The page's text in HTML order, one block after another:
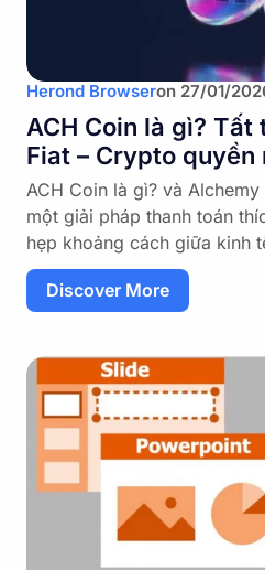
Herond Browseron 27/01/
ACH Coin là gì?
Fiat – Crypto quyền
ACH Coin là gì? và
một giải pháp thanh toán
hẹp khoảng cách giữa kinh
Discover More